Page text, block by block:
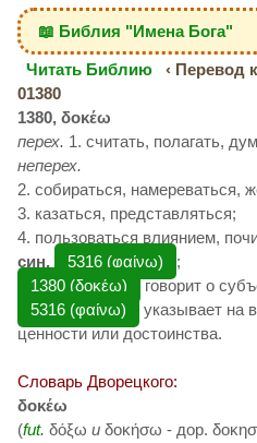
📖 Библия "Имена Бога"
Читать Библию
‹ Перевод
01380
1380, δοκέω
перех. 1. считать, полагать,
неперех.
2. собираться, намереваться,
3. казаться, представляться;
4. пользоваться влиянием,
син.
5316 (φαίνω)
;
1380 (δοκέω)
говорит о
5316 (φαίνω)
указывает на
ценности или достоинства.
Словарь Дворецкого:
δοκέω
(fut. δόξω и δοκήσω - дор.